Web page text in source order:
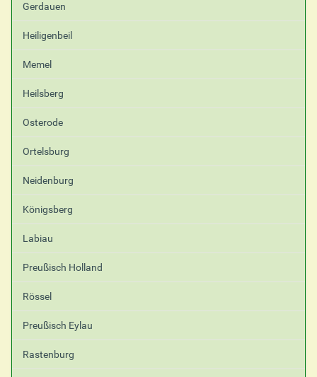
Gerdauen
Heiligenbeil
Memel
Heilsberg
Osterode
Ortelsburg
Neidenburg
Königsberg
Labiau
Preußisch Holland
Rössel
Preußisch Eylau
Rastenburg